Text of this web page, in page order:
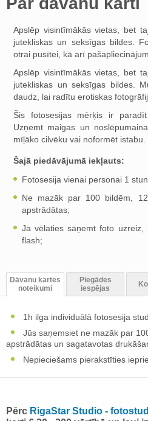
Apslēp visintīmākās vietas, bet
jutekliskas un seksīgas bildes.
otrai pusītei, kā arī
Apslēp visintīmākās vietas, bet
jutekliskas un seksīgas bildes.
daudz, lai radītu erotiskas
Šis fotosesijas mērķis ir
Uzņemt maigas un
mīļāko cilvēku vai noformēt istabu.
Šajā piedāvājumā iekļauts:
Fotosesija vienai personai 1
Ne mazāk par 100 bildēm,
apstrādātas;
Ja vēlaties saņemt foto uzreiz,
flash;
Dāvanu kartes
noteikumi
Piegādes
iespējas
1h ilga individuālā fotosesija
Jūs saņemsiet ne mazāk par
apstrādātas un sagatavotas
Nepieciešams pierakstīties
Pērc RigaStar Studio -